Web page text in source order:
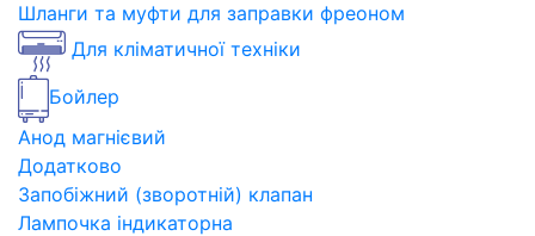
Шланги та муфти для заправки фреоном
Для кліматичної техніки
Бойлер
Анод магнієвий
Додатково
Запобіжний (зворотній) клапан
Лампочка індикаторна